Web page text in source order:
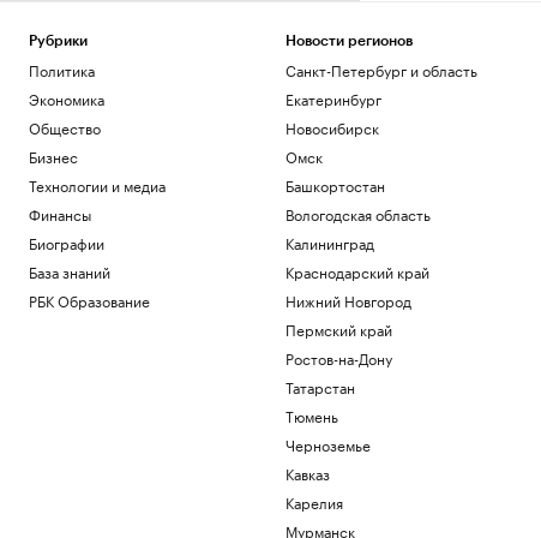
невыдачи визы на ЧЕ ей жаль своего
Спорт
Сын Джо Байдена рассказал о сильной
боли отца из-за рака
Общество
В Геленджике возобновили работу
пляжей после отмены режима
опасности БПЛА
Общество
В Финляндии с марта 2027 года введут
В Италии нашли обломки римского
корабля с сотнями античных амфор.
Рубрики
Политика
Экономика
Общество
Бизнес
Технологии и медиа
Финансы
Биографии
База знаний
РБК Образование
Новости регионов
Санкт-Петербург и область
Екатеринбург
Новосибирск
Омск
Башкортостан
Вологодская область
Калининград
Краснодарский край
Нижний Новгород
Пермский край
Ростов-на-Дону
Татарстан
Тюмень
Черноземье
Кавказ
Карелия
Мурманск